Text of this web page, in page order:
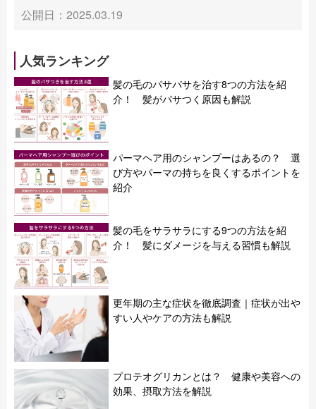
公開日：2025.03.19
人気ランキング
髪の毛のパサパサを治す8つの方法を紹
介！ 髪がパサつく原因も解説
パーマヘア用のシャンプーはあるの？ 選
び方やパーマの持ちを良くするポイントを
紹介
髪の毛をサラサラにする9つの方法を紹
介！ 髪にダメージを与える習慣も解説
更年期の主な症状を徹底調査｜症状が出や
すい人やケアの方法も解説
プロテオグリカンとは？ 健康や美容への
効果、摂取方法を解説